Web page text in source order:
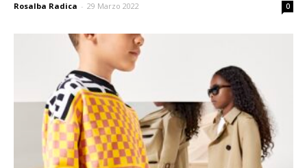
Rosalba Radica - 29 Marzo 2022 0